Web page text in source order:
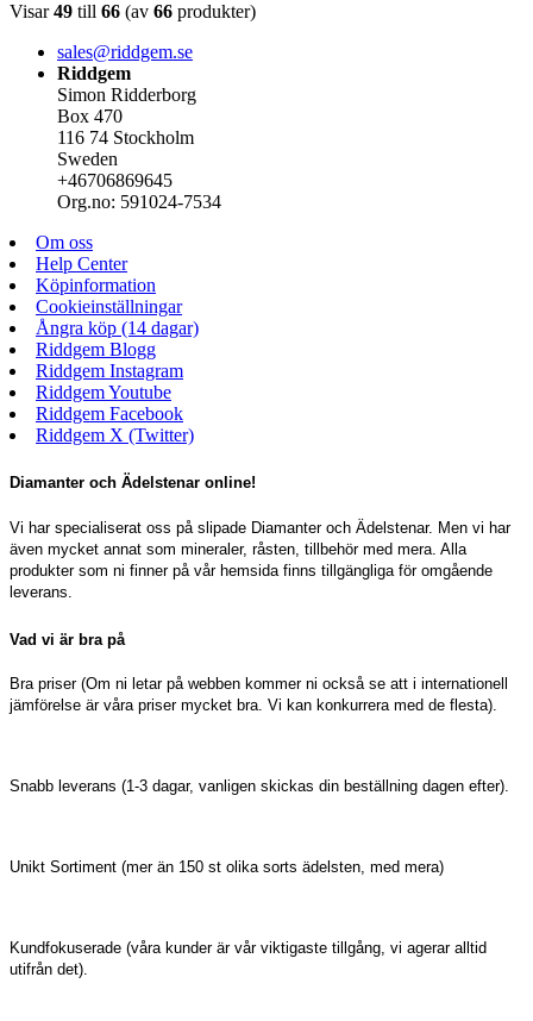
Visar49 till 66 (av 66 produkter)
sales@riddgem.se
Riddgem
Simon Ridderborg
Box 470
116 74 Stockholm
Sweden
+46706869645
Org.no: 591024-7534
Om oss
Help Center
Köpinformation
Cookieinställningar
Ångra köp (14 dagar)
Riddgem Blogg
Riddgem Instagram
Riddgem Youtube
Riddgem Facebook
Riddgem X (Twitter)
Diamanter och Ädelstenar online!
Vi har specialiserat oss på slipade Diamanter och Ädelstenar. Men vi har
även mycket annat som mineraler, råsten, tillbehör med mera. Alla
produkter som ni finner på vår hemsida finns tillgängliga för omgående
leverans.
Vad vi är bra på
Bra priser (Om ni letar på webben kommer ni också se att i internationell
jämförelse är våra priser mycket bra. Vi kan konkurrera med de flesta).
Snabb leverans (1-3 dagar, vanligen skickas din beställning dagen efter).
Unikt Sortiment (mer än 150 st olika sorts ädelsten, med mera)
Kundfokuserade (våra kunder är vår viktigaste tillgång, vi agerar alltid
utifrån det).